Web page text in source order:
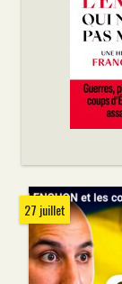
27 juillet